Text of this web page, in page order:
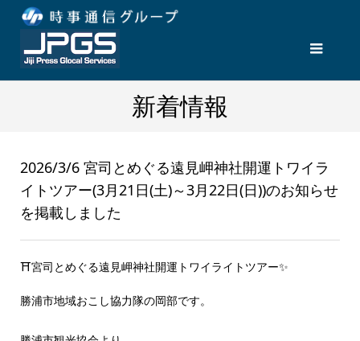
新着情報
2026/3/6 宮司とめぐる遠見岬神社開運トワイラ
イトツアー(3月21日(土)～3月22日(日))のお知らせ
を掲載しました
⛩️宮司とめぐる遠見岬神社開運トワイライトツアー✨
勝浦市地域おこし協力隊の岡部です。